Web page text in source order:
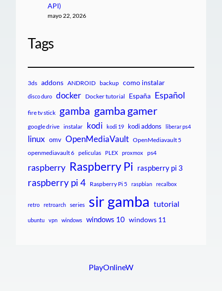
API)
mayo 22, 2026
Tags
3ds addons ANDROID backup como instalar
disco duro docker Docker tutorial España Español
fire tv stick gamba gamba gamer
google drive instalar kodi kodi 19 kodi addons liberar ps4
linux omv OpenMediaVault OpenMediavault 5
openmediavault 6 peliculas PLEX proxmox ps4
raspberry Raspberry Pi raspberry pi 3
raspberry pi 4 Raspberry Pi 5 raspbian recalbox
retro retroarch series sir gamba tutorial
ubuntu vpn windows windows 10 windows 11
PlayOnlineW